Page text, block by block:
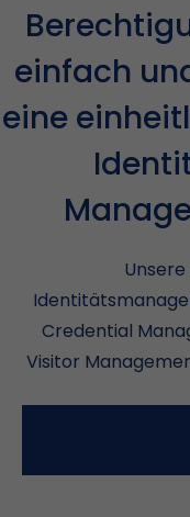
einfach
eine
Unsere
Credential
Visitor